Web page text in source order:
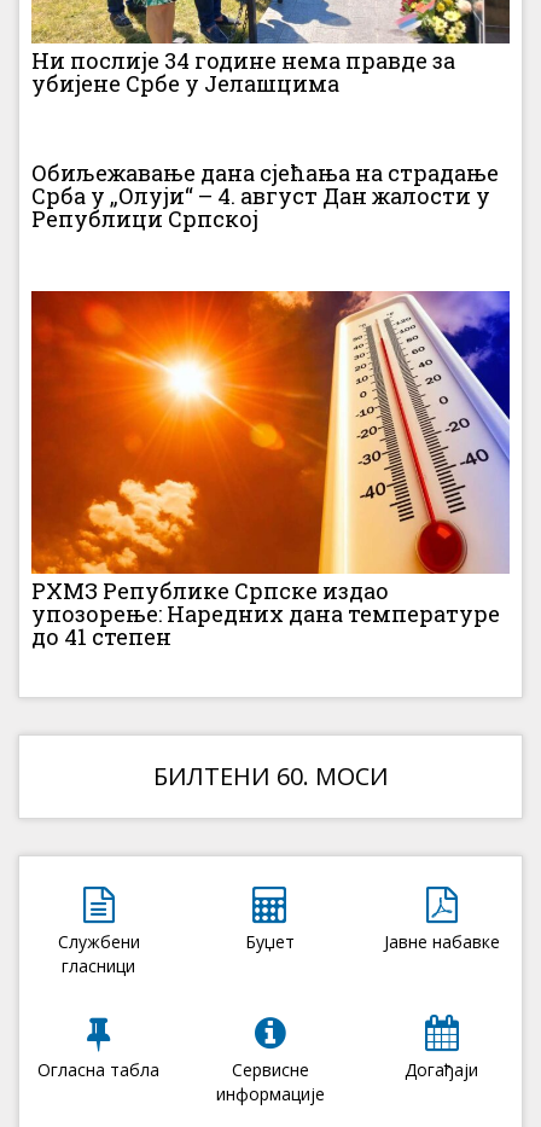
Ни послије 34 године нема правде за
убијене Србе у Јелашцима
Обиљежавање дана сјећања на страдање
Срба у „Олуји“ – 4. август Дан жалости у
Републици Српској
РХМЗ Републике Српске издао
упозорење: Наредних дана температуре
до 41 степен
БИЛТЕНИ 60. МОСИ
Службени
гласници
Буџет Јавне набавке
Огласна табла
Сервисне
информације
Догађаји